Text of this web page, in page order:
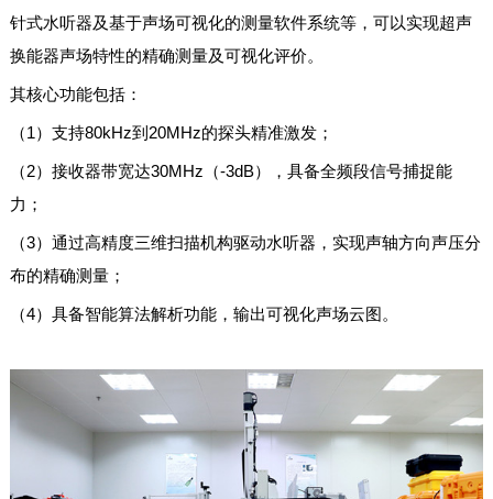
针式水听器及基于声场可视化的测量软件系统等，可以实现超声
换能器声场特性的精确测量及可视化评价。
其核心功能包括：
（1）支持80kHz到20MHz的探头精准激发；
（2）接收器带宽达30MHz（-3dB），具备全频段信号捕捉能
力；
（3）通过高精度三维扫描机构驱动水听器，实现声轴方向声压分
布的精确测量；
（4）具备智能算法解析功能，输出可视化声场云图。